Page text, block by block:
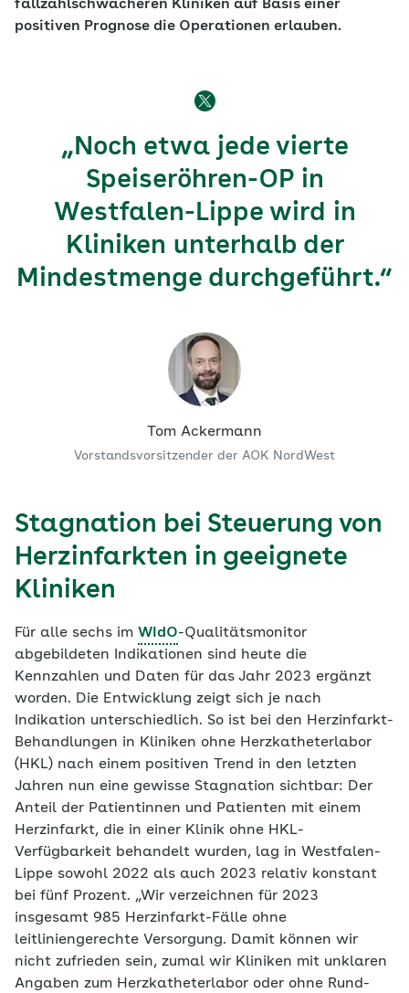
fallzahlschwächeren Kliniken auf Basis einer
positiven Prognose die Operationen erlauben.
„Noch etwa jede vierte
Speiseröhren-OP in
Westfalen-Lippe wird in
Kliniken unterhalb der
Mindestmenge durchgeführt.“
Tom Ackermann
Vorstandsvorsitzender der AOK NordWest
Stagnation bei Steuerung von
Herzinfarkten in geeignete
Kliniken
Für alle sechs im WIdO-Qualitätsmonitor
abgebildeten Indikationen sind heute die
Kennzahlen und Daten für das Jahr 2023 ergänzt
worden. Die Entwicklung zeigt sich je nach
Indikation unterschiedlich. So ist bei den Herzinfarkt-
Behandlungen in Kliniken ohne Herzkatheterlabor
(HKL) nach einem positiven Trend in den letzten
Jahren nun eine gewisse Stagnation sichtbar: Der
Anteil der Patientinnen und Patienten mit einem
Herzinfarkt, die in einer Klinik ohne HKL-
Verfügbarkeit behandelt wurden, lag in Westfalen-
Lippe sowohl 2022 als auch 2023 relativ konstant
bei fünf Prozent. „Wir verzeichnen für 2023
insgesamt 985 Herzinfarkt-Fälle ohne
leitliniengerechte Versorgung. Damit können wir
nicht zufrieden sein, zumal wir Kliniken mit unklaren
Angaben zum Herzkatheterlabor oder ohne Rund-